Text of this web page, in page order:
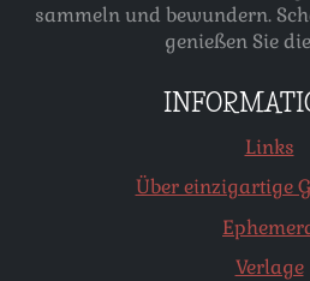
sammeln und bewundern.
genießen Sie
Links
Über einzigartige
Verlage